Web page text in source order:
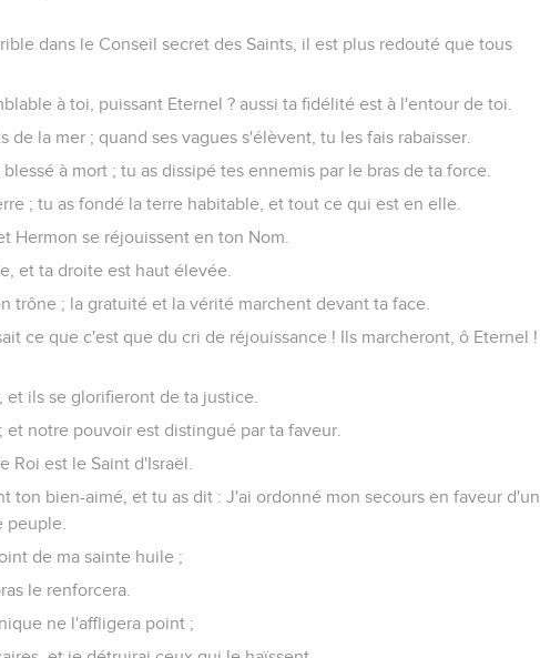
dans le Conseil secret des Saints, il est plus redouté que tous
à toi, puissant Eternel ? aussi ta fidélité est à l'entour de toi.
de la mer ; quand ses vagues s'élèvent, tu les fais rabaisser.
à mort ; tu as dissipé tes ennemis par le bras de ta force.
; tu as fondé la terre habitable, et tout ce qui est en elle.
Hermon se réjouissent en ton Nom.
et ta droite est haut élevée.
trône ; la gratuité et la vérité marchent devant ta face.
ce que c'est que du cri de réjouissance ! Ils marcheront, ô Eternel !
ils se glorifieront de ta justice.
notre pouvoir est distingué par ta faveur.
Roi est le Saint d'Israël.
ton bien-aimé, et tu as dit : J'ai ordonné mon secours en faveur d'un
peuple.
de ma sainte huile ;
le renforcera.
ne l'affligera point ;